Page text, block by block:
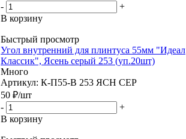
-
+
В корзину
Быстрый просмотр
Угол внутренний для плинтуса 55мм "Идеал
Классик", Ясень серый 253 (уп.20шт)
Много
Артикул: К-П55-В 253 ЯСН СЕР
50 ₽/шт
-
+
В корзину